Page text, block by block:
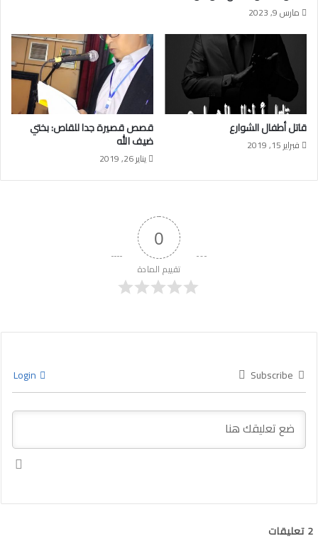
مارس 9, 2023
قاتل أطفال الشوارع
فبراير 15, 2019
قصص قصيرة جدا للقاص: بختي
ضيف الله
يناير 26, 2019
0
تقييم المادة
Subscribe
2تعليقات